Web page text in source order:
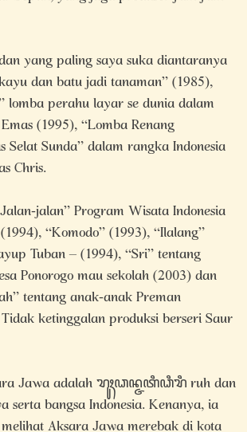
yang paling saya suka diantaranya
dan batu jadi tanaman” (1985),
lomba perahu layar se dunia dalam
(1995), “Lomba Renang
Selat Sunda” dalam rangka Indonesia
Chris.
jalan” Program Wisata Indonesia
“Komodo” (1993), “Ilalang”
Tuban – (1994), “Sri” tentang
Ponorogo mau sekolah (2003) dan
tentang anak-anak Preman
ketinggalan produksi berseri Saur
Jawa adalah ꦫꦸꦃꦣꦤ꧀ꦗꦠꦶꦣꦶꦫꦶ ruh dan
bangsa Indonesia. Kenanya, ia